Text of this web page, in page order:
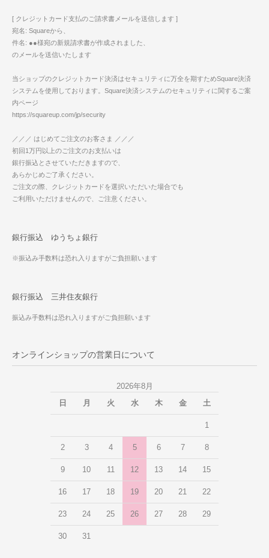
[ クレジットカード支払のご請求書メールを送信します ]
宛名: Squareから、
件名: ●●様宛の新規請求書が作成されました、
のメールを送信いたします
当ショップのクレジットカード決済はセキュリティに万全を期すためSquare決済
システムを使用しております。Square決済システムのセキュリティに関するご案
内ページ
https://squareup.com/jp/security
／／／ はじめてご注文のお客さま ／／／
初回1万円以上のご注文のお支払いは
銀行振込とさせていただきますので、
あらかじめご了承ください。
ご注文の際、クレジットカードを選択いただいた場合でも
ご利用いただけませんので、ご注意ください。
銀行振込 ゆうちょ銀行
※振込み手数料は恐れ入りますがご負担願います
銀行振込 三井住友銀行
振込み手数料は恐れ入りますがご負担願います
オンラインショップの営業日について
2026年8月
日
月 火 水 木 金 土
1
2 3 4 5 6 7 8
9 10 11 12 13 14 15
16 17 18 19 20 21 22
23 24 25 26 27 28 29
30 31